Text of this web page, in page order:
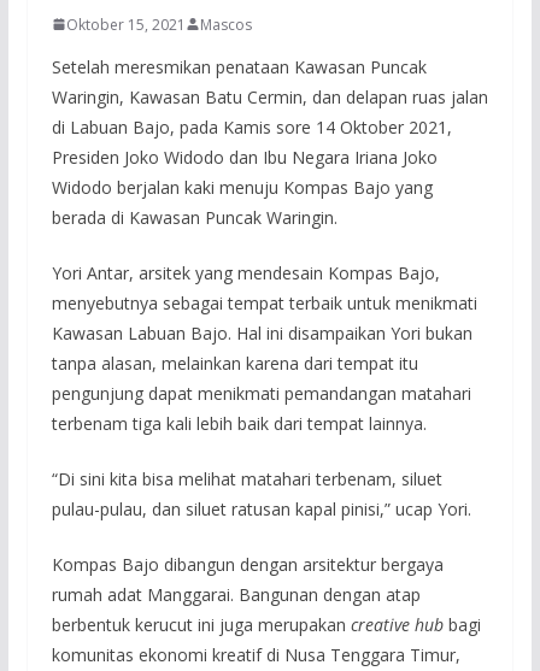
Oktober 15, 2021 Mascos
Setelah meresmikan penataan Kawasan Puncak
Waringin, Kawasan Batu Cermin, dan delapan ruas jalan
di Labuan Bajo, pada Kamis sore 14 Oktober 2021,
Presiden Joko Widodo dan Ibu Negara Iriana Joko
Widodo berjalan kaki menuju Kompas Bajo yang
berada di Kawasan Puncak Waringin.
Yori Antar, arsitek yang mendesain Kompas Bajo,
menyebutnya sebagai tempat terbaik untuk menikmati
Kawasan Labuan Bajo. Hal ini disampaikan Yori bukan
tanpa alasan, melainkan karena dari tempat itu
pengunjung dapat menikmati pemandangan matahari
terbenam tiga kali lebih baik dari tempat lainnya.
“Di sini kita bisa melihat matahari terbenam, siluet
pulau-pulau, dan siluet ratusan kapal pinisi,” ucap Yori.
Kompas Bajo dibangun dengan arsitektur bergaya
rumah adat Manggarai. Bangunan dengan atap
berbentuk kerucut ini juga merupakan creative hubbagi
komunitas ekonomi kreatif di Nusa Tenggara Timur,